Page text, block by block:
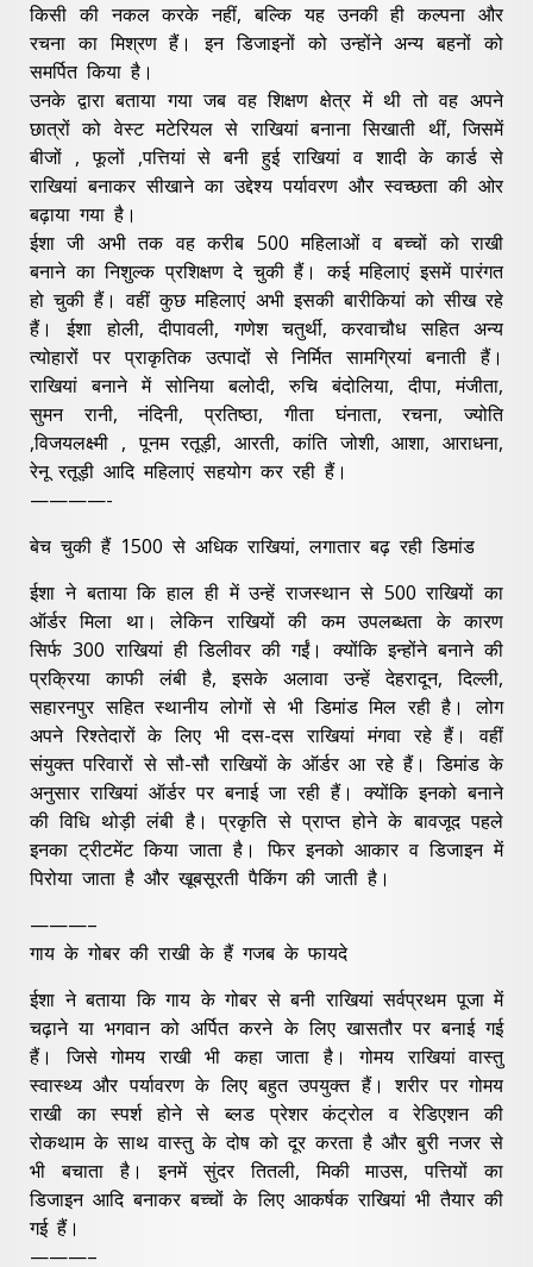
किसी की नकल करके नहीं, बल्कि यह उनकी ही कल्पना और
रचना का मिश्रण हैं। इन डिजाइनों को उन्होंने अन्य बहनों को
समर्पित किया है।
उनके द्वारा बताया गया जब वह शिक्षण क्षेत्र में थी तो वह अपने
छात्रों को वेस्ट मटेरियल से राखियां बनाना सिखाती थीं, जिसमें
बीजों , फूलों ,पत्तियां से बनी हुई राखियां व शादी के कार्ड से
राखियां बनाकर सीखाने का उद्देश्य पर्यावरण और स्वच्छता की ओर
बढ़ाया गया है।
ईशा जी अभी तक वह करीब 500 महिलाओं व बच्चों को राखी
बनाने का निशुल्क प्रशिक्षण दे चुकी हैं। कई महिलाएं इसमें पारंगत
हो चुकी हैं। वहीं कुछ महिलाएं अभी इसकी बारीकियां को सीख रहे
हैं। ईशा होली, दीपावली, गणेश चतुर्थी, करवाचौध सहित अन्य
त्योहारों पर प्राकृतिक उत्पादों से निर्मित सामग्रियां बनाती हैं।
राखियां बनाने में सोनिया बलोदी, रुचि बंदोलिया, दीपा, मंजीता,
सुमन रानी, नंदिनी, प्रतिष्ठा, गीता घंनाता, रचना, ज्योति
,विजयलक्ष्मी , पूनम रतूड़ी, आरती, कांति जोशी, आशा, आराधना,
रेनू रतूड़ी आदि महिलाएं सहयोग कर रही हैं।
————-
बेच चुकी हैं 1500 से अधिक राखियां, लगातार बढ़ रही डिमांड
ईशा ने बताया कि हाल ही में उन्हें राजस्थान से 500 राखियों का
ऑर्डर मिला था। लेकिन राखियों की कम उपलब्धता के कारण
सिर्फ 300 राखियां ही डिलीवर की गईं। क्योंकि इन्होंने बनाने की
प्रक्रिया काफी लंबी है, इसके अलावा उन्हें देहरादून, दिल्ली,
सहारनपुर सहित स्थानीय लोगों से भी डिमांड मिल रही है। लोग
अपने रिश्तेदारों के लिए भी दस-दस राखियां मंगवा रहे हैं। वहीं
संयुक्त परिवारों से सौ-सौ राखियाें के ऑर्डर आ रहे हैं। डिमांड के
अनुसार राखियां ऑर्डर पर बनाई जा रही हैं। क्योंकि इनको बनाने
की विधि थोड़ी लंबी है। प्रकृति से प्राप्त होने के बावजूद पहले
इनका ट्रीटमेंट किया जाता है। फिर इनको आकार व डिजाइन में
पिरोया जाता है और खूबसूरती पैकिंग की जाती है।
———–
गाय के गोबर की राखी के हैं गजब के फायदे
ईशा ने बताया कि गाय के गोबर से बनी राखियां सर्वप्रथम पूजा में
चढ़ाने या भगवान को अर्पित करने के लिए खासतौर पर बनाई गई
हैं। जिसे गोमय राखी भी कहा जाता है। गोमय राखियां वास्तु
स्वास्थ्य और पर्यावरण के लिए बहुत उपयुक्त हैं। शरीर पर गोमय
राखी का स्पर्श होने से ब्लड प्रेशर कंट्रोल व रेडिएशन की
रोकथाम के साथ वास्तु के दोष को दूर करता है और बुरी नजर से
भी बचाता है। इनमें सुंदर तितली, मिकी माउस, पत्तियों का
डिजाइन आदि बनाकर बच्चों के लिए आकर्षक राखियां भी तैयार की
गई हैं।
———–